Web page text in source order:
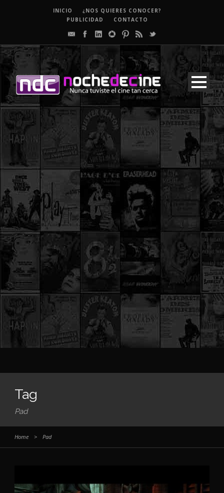
INICIO
¿NOS QUIERES CONOCER?
PUBLICIDAD
CONTACTO
Tag
Pad
Home > Pad